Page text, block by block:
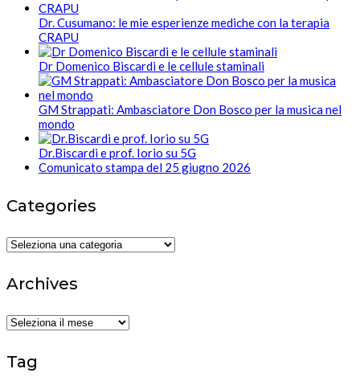
Dr. Cusumano: le mie esperienze mediche con la terapia
CRAPU
Dr Domenico Biscardi e le cellule staminali
GM Strappati: Ambasciatore Don Bosco per la musica nel
mondo
Dr.Biscardi e prof. Iorio su 5G
Comunicato stampa del 25 giugno 2026
Categories
Categories
Archives
Archives
Tag